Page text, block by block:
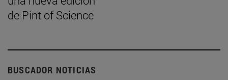
de Pint of Science
BUSCADOR NOTICIAS